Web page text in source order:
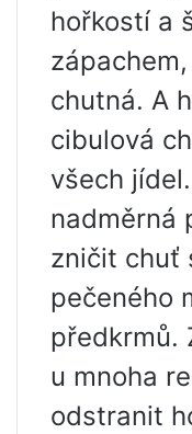
hořkostí a
chutná. A
cibulová
všech
nadměrná
zničit chuť
pečeného
předkrmů.
u mnoha
odstranit